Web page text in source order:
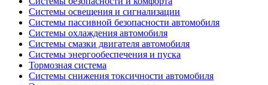
Системы освещения и сигнализации
Системы пассивной безопасности автомобиля
Системы охлаждения автомобиля
Системы смазки двигателя автомобиля
Системы энергообеспечения и пуска
Тормозная система
Системы снижения токсичности автомобиля